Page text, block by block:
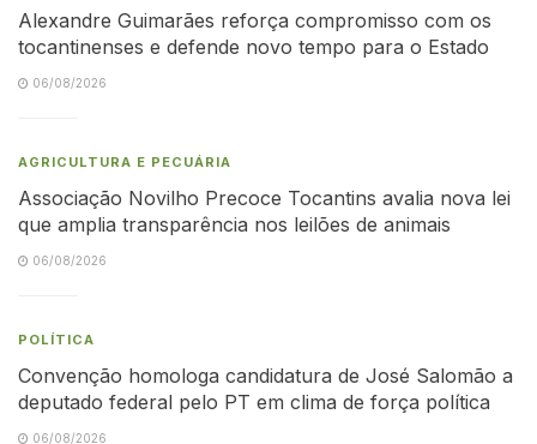
Alexandre Guimarães reforça compromisso com os
tocantinenses e defende novo tempo para o Estado
06/08/2026
AGRICULTURA E PECUÁRIA
Associação Novilho Precoce Tocantins avalia nova lei
que amplia transparência nos leilões de animais
06/08/2026
POLÍTICA
Convenção homologa candidatura de José Salomão a
deputado federal pelo PT em clima de força política
06/08/2026